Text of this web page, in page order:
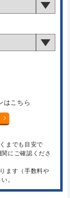
はこちら
までも目安で
にご確認くださ
ます（手数料や
。